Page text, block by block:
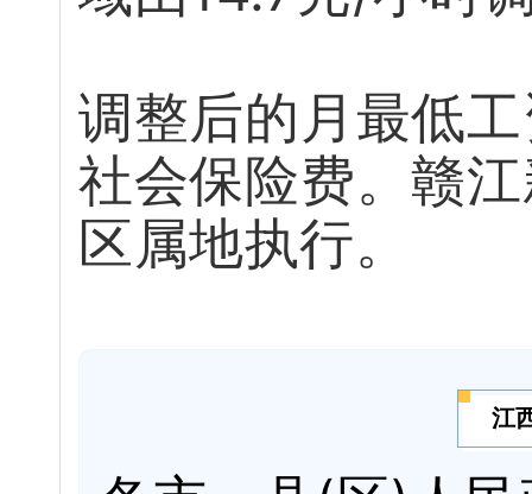
调整后的月最低
社会保险费。赣
区属地执行。
江